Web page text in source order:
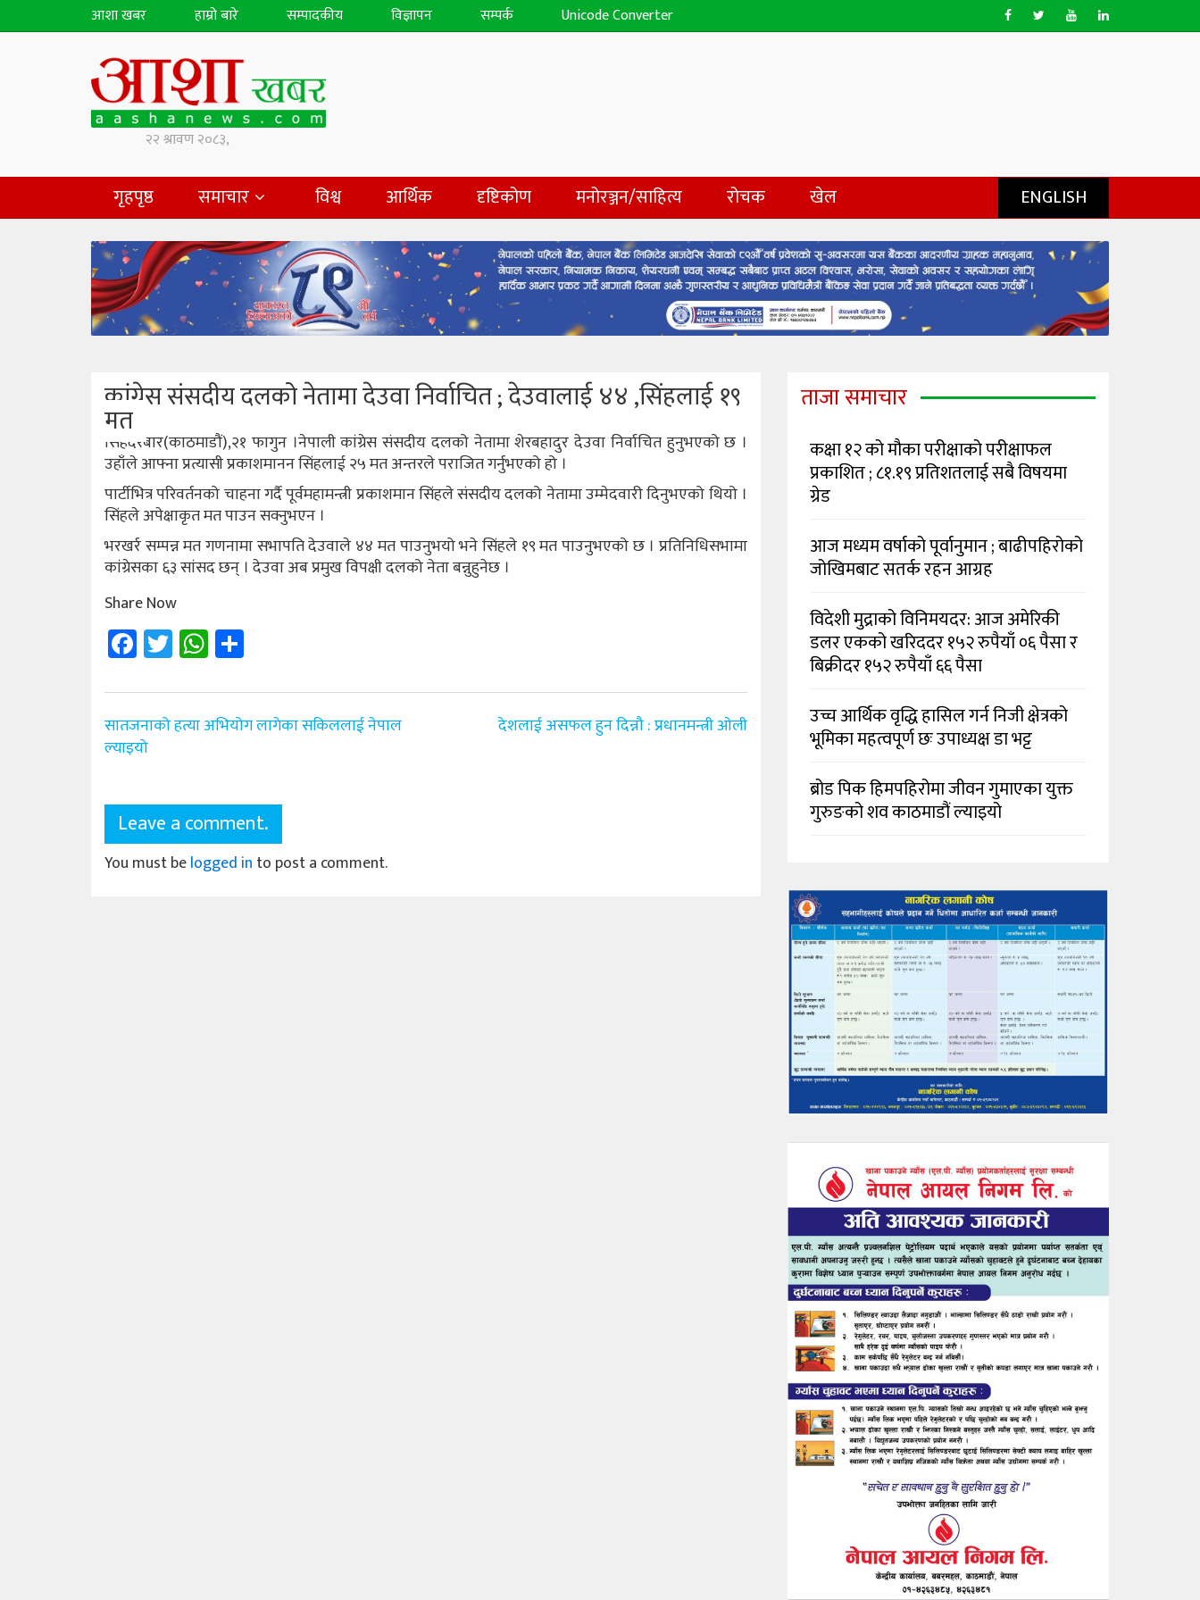
आशा खबर हाम्रो बारे सम्पादकीय विज्ञापन सम्पर्क Unicode Converter
गृहपृष्ठ समाचार विश्व आर्थिक दृष्टिकोण मनोरञ्जन/साहित्य रोचक खेल ENGLISH
कांग्रेस संसदीय दलको नेतामा देउवा निर्वाचित ; देउवालाई ४४ ,सिंहलाई १९
मत
सिंहदरबार(काठमाडौं),२१ फागुन ।नेपाली कांग्रेस संसदीय दलको नेतामा शेरबहादुर देउवा निर्वाचित हुनुभएको छ ।
उहाँले आफ्ना प्रत्यासी प्रकाशमानन सिंहलाई २५ मत अन्तरले पराजित गर्नुभएको हो ।
पार्टीभित्र परिवर्तनको चाहना गर्दै पूर्वमहामन्त्री प्रकाशमान सिंहले संसदीय दलको नेतामा उम्मेदवारी दिनुभएको थियो ।
सिंहले अपेक्षाकृत मत पाउन सक्नुभएन ।
भरखर्र सम्पन्न मत गणनामा सभापति देउवाले ४४ मत पाउनुभयो भने सिंहले १९ मत पाउनुभएको छ । प्रतिनिधिसभामा
कांग्रेसका ६३ सांसद छन् । देउवा अब प्रमुख विपक्षी दलको नेता बन्नुहुनेछ ।
Share Now
Facebook
TwitterWhatsApp
Post
navigation
सातजनाको हत्या अभियोग लागेका सकिललाई नेपाल
ल्याइयो
देशलाई असफल हुन दिन्नौ : प्रधानमन्त्री ओली
Leave a comment.
You must belogged in to post a comment.
ताजा समाचार
कक्षा १२ को मौका परीक्षाको परीक्षाफल
प्रकाशित ; ८१.१९ प्रतिशतलाई सबै विषयमा
ग्रेड
आज मध्यम वर्षाको पूर्वानुमान ; बाढीपहिरोको
जोखिमबाट सतर्क रहन आग्रह
विदेशी मुद्राको विनिमयदर: आज अमेरिकी
डलर एकको खरिददर १५२ रुपैयाँ ०६ पैसा र
बिक्रीदर १५२ रुपैयाँ ६६ पैसा
उच्च आर्थिक वृद्धि हासिल गर्न निजी क्षेत्रको
भूमिका महत्वपूर्ण छः उपाध्यक्ष डा भट्ट
ब्रोड पिक हिमपहिरोमा जीवन गुमाएका युक्त
गुरुङको शव काठमाडौं ल्याइयो